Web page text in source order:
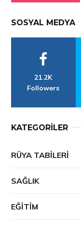
SOSYAL MEDYA
21.2K
Followers
KATEGORILER
RÜYA TABILERI
SAĞLIK
EĞITIM